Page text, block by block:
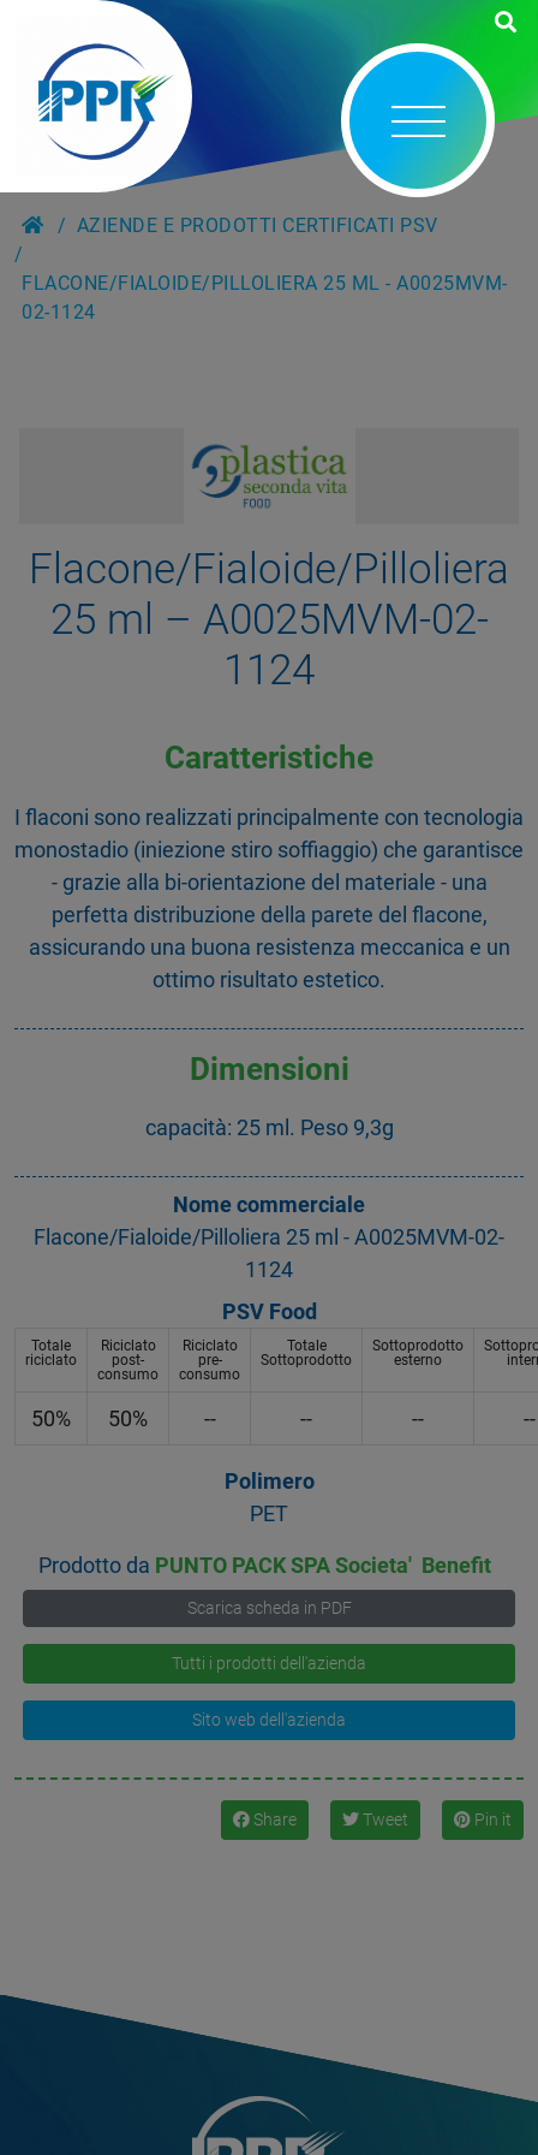
AZIENDE E PRODOTTI CERTIFICATI PSV
FLACONE/FIALOIDE/PILLOLIERA 25 ML - A0025MVM-
02-1124
Flacone/Fialoide/Pilloliera
25 ml – A0025MVM-02-
1124
Caratteristiche
I flaconi sono realizzati principalmente con tecnologia
monostadio (iniezione stiro soffiaggio) che garantisce
- grazie alla bi-orientazione del materiale - una
perfetta distribuzione della parete del flacone,
assicurando una buona resistenza meccanica e un
ottimo risultato estetico.
Dimensioni
capacità: 25 ml. Peso 9,3g
Nome commerciale
Flacone/Fialoide/Pilloliera 25 ml - A0025MVM-02-
1124
PSV Food
Totale
riciclato
Riciclato
post-
consumo
Riciclato
pre-
consumo
Totale
Sottoprodotto
Sottoprodotto
esterno
50% 50% -- -- -- --
Polimero
PET
Prodotto da PUNTO PACK SPA Societa' Benefit
Scarica scheda in PDF
Tutti i prodotti dell'azienda
Sito web dell'azienda
Share Tweet Pin it